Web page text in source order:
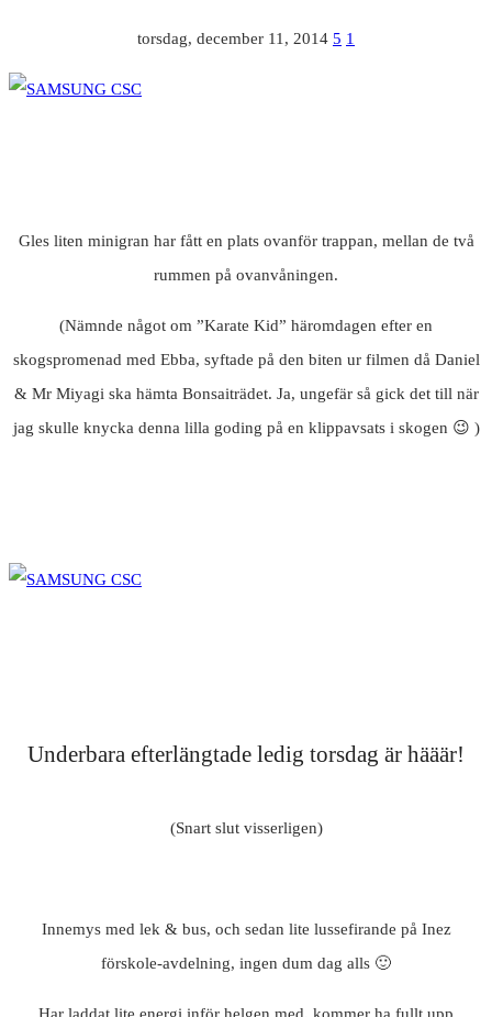
torsdag, december 11, 2014 5 1
Gles liten minigran har fått en plats ovanför trappan, mellan de två
rummen på ovanvåningen.
(Nämnde något om ”Karate Kid” häromdagen efter en
skogspromenad med Ebba, syftade på den biten ur filmen då Daniel
& Mr Miyagi ska hämta Bonsaiträdet. Ja, ungefär så gick det till när
jag skulle knycka denna lilla goding på en klippavsats i skogen 😉 )
Underbara efterlängtade ledig torsdag är hääär!
(Snart slut visserligen)
Innemys med lek & bus, och sedan lite lussefirande på Inez
förskole-avdelning, ingen dum dag alls 🙂
Har laddat lite energi inför helgen med, kommer ha fullt upp